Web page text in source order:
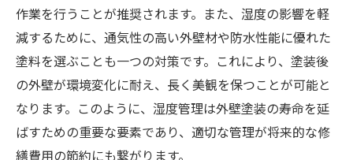
作業を行うことが推奨されます。また、湿度の影響を軽
減するために、通気性の高い外壁材や防水性能に優れた
塗料を選ぶことも一つの対策です。これにより、塗装後
の外壁が環境変化に耐え、長く美観を保つことが可能と
なります。このように、湿度管理は外壁塗装の寿命を延
ばすための重要な要素であり、適切な管理が将来的な修
繕費用の節約にも繋がります。